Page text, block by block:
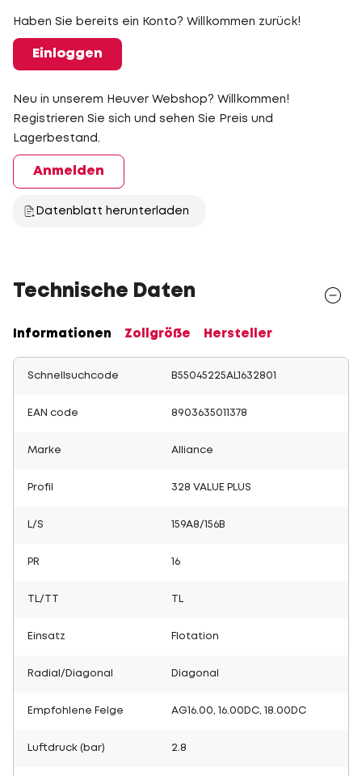
Haben Sie bereits ein Konto? Willkommen zurück!
Einloggen
Neu in unserem Heuver Webshop? Willkommen!
Registrieren Sie sich und sehen Sie Preis und
Lagerbestand.
Anmelden
Datenblatt herunterladen
Technische Daten
Informationen Zollgröße Hersteller
Schnellsuchcode B55045225AL1632801
EAN code 8903635011378
Marke Alliance
Profil 328 VALUE PLUS
L/S 159A8/156B
PR 16
TL/TT
Einsatz Flotation
Radial/Diagonal Diagonal
Empfohlene Felge AG16.00, 16.00DC, 18.00DC
Luftdruck (bar) 2.8